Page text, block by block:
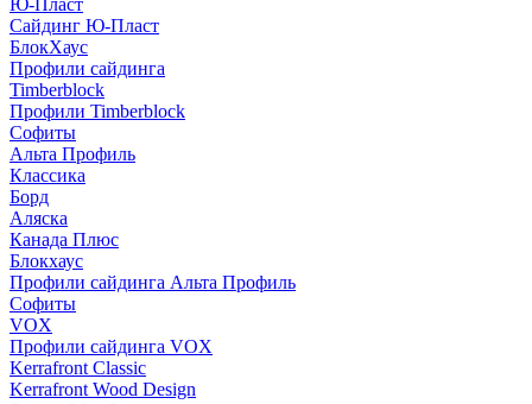
Ю-Пласт
Сайдинг Ю-Пласт
БлокХаус
Профили сайдинга
Timberblock
Профили Timberblock
Софиты
Альта Профиль
Классика
Борд
Аляска
Канада Плюс
Блокхаус
Профили сайдинга Альта Профиль
Софиты
VOX
Профили сайдинга VOX
Kerrafront Classic
Kerrafront Wood Design